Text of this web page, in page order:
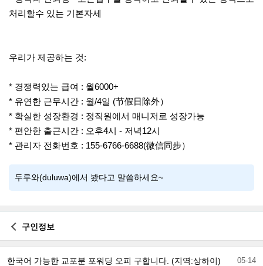
처리할수 있는 기본자세
우리가 제공하는 것:
* 경쟁력있는 급여 : 월6000+
* 유연한 근무시간 : 월/4일 (节假日除外）
* 확실한 성장환경 : 정직원에서 매니저로 성장가능
* 편안한 출근시간 : 오후4시 - 저녁12시
* 관리자 전화번호 : 155-6766-6688(微信同步）
두루와(duluwa)에서 봤다고 말씀하세요~
구인정보
한국어 가능한 교포분 포워딩 오피 구합니다. (지역:상하이) 05-14